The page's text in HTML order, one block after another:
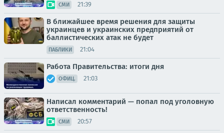
СМИ 21:39
В ближайшее время решения для защиты
украинцев и украинских предприятий от
баллистических атак не будет
ПАБЛИКИ 21:04
Работа Правительства: итоги дня
ОФИЦ. 21:03
Написал комментарий — попал под уголовную
ответственность!
СМИ 20:57